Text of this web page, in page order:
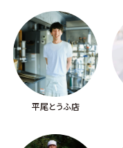
平尾とうふ店